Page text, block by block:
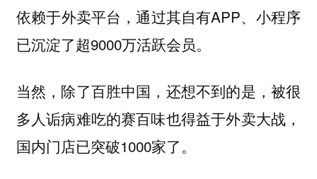
依赖于外卖平台，通过其自有APP、小程序
已沉淀了超9000万活跃会员。
当然，除了百胜中国，还想不到的是，被很
多人诟病难吃的赛百味也得益于外卖大战，
国内门店已突破1000家了。